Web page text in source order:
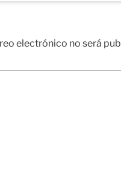
electrónico no será